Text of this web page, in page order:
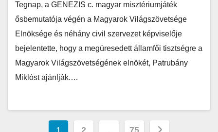
Tegnap, a GENEZIS c. magyar misztériumjáték
ősbemutatója végén a Magyarok Világszövetsége
Elnöksége és néhány civil szervezet képviselője
bejelentette, hogy a megüresedett államfői tisztségre a
Magyarok Világszövetségének elnökét, Patrubány
Miklóst ajánlják.…
1 2 … 75